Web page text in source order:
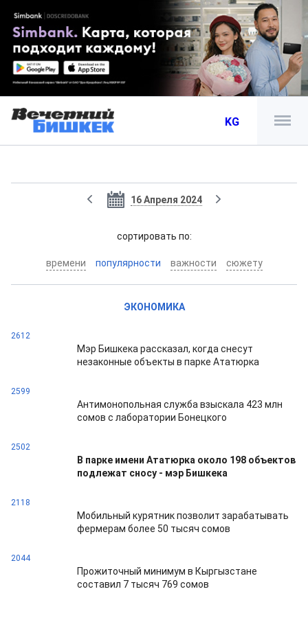
KG
16 Апреля 2024
cортировать по:
времени популярности важности сюжету
ЭКОНОМИКА
2612
Мэр Бишкека рассказал, когда снесут
незаконные объекты в парке Ататюрка
2599
Антимонопольная служба взыскала 423 млн
сомов с лаборатории Бонецкого
2502
В парке имени Ататюрка около 198 объектов
подлежат сносу - мэр Бишкека
2118
Мобильный курятник позволит зарабатывать
фермерам более 50 тысяч сомов
2044
Прожиточный минимум в Кыргызстане
составил 7 тысяч 769 сомов